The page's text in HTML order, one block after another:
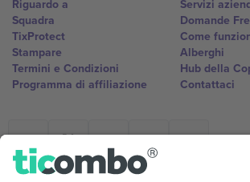
Riguardo a
Squadra
TixProtect
Stampare
Termini e Condizioni
Programma di affiliazione
Servizi
Domande
Come
Alberghi
Hub della
Contattaci